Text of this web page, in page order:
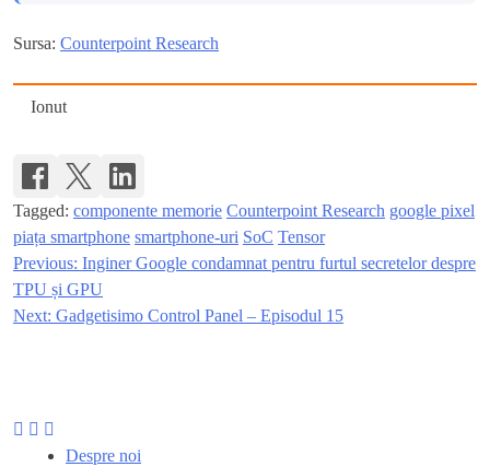
Sursa: Counterpoint Research
Ionut
Tagged: componente memorie Counterpoint Research google pixel
piața smartphone smartphone-uri SoC Tensor
Navigare
în
Previous: Inginer Google condamnat pentru furtul secretelor despre
TPU și GPU
Next: Gadgetisimo Control Panel – Episodul 15
Despre noi